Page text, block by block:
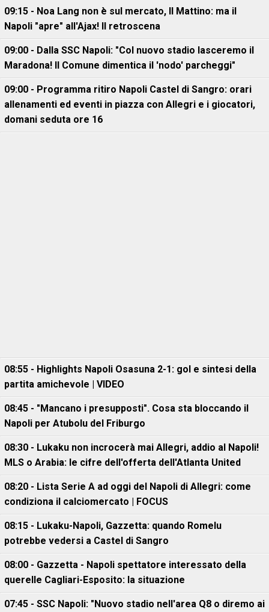
09:15 - Noa Lang non è sul mercato, Il Mattino: ma il
Napoli "apre" all'Ajax! Il retroscena
09:00 - Dalla SSC Napoli: "Col nuovo stadio lasceremo il
Maradona! Il Comune dimentica il 'nodo' parcheggi"
09:00 - Programma ritiro Napoli Castel di Sangro: orari
allenamenti ed eventi in piazza con Allegri e i giocatori,
domani seduta ore 16
08:55 - Highlights Napoli Osasuna 2-1: gol e sintesi della
partita amichevole | VIDEO
08:45 - "Mancano i presupposti". Cosa sta bloccando il
Napoli per Atubolu del Friburgo
08:30 - Lukaku non incrocerà mai Allegri, addio al Napoli!
MLS o Arabia: le cifre dell'offerta dell'Atlanta United
08:20 - Lista Serie A ad oggi del Napoli di Allegri: come
condiziona il calciomercato | FOCUS
08:15 - Lukaku-Napoli, Gazzetta: quando Romelu
potrebbe vedersi a Castel di Sangro
08:00 - Gazzetta - Napoli spettatore interessato della
querelle Cagliari-Esposito: la situazione
07:45 - SSC Napoli: "Nuovo stadio nell'area Q8 o diremo ai